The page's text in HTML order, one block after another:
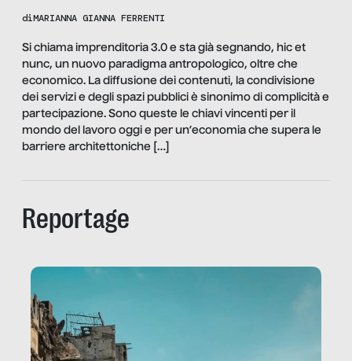
diMARIANNA GIANNA FERRENTI
Si chiama imprenditoria 3.0 e sta già segnando, hic et
nunc, un nuovo paradigma antropologico, oltre che
economico. La diffusione dei contenuti, la condivisione
dei servizi e degli spazi pubblici è sinonimo di complicità e
partecipazione. Sono queste le chiavi vincenti per il
mondo del lavoro oggi e per un’economia che supera le
barriere architettoniche […]
Reportage